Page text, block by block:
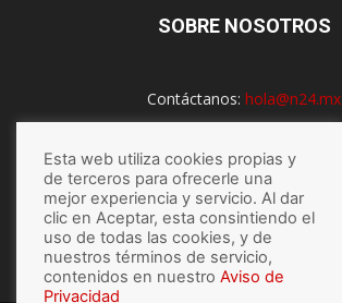
SOBRE NOSOTROS
Contáctanos: hola@n24.mx
SÍGUENOS
Esta web utiliza cookies propias y
de terceros para ofrecerle una
mejor experiencia y servicio. Al dar
clic en Aceptar, esta consintiendo el
uso de todas las cookies, y de
nuestros términos de servicio,
contenidos en nuestro Aviso de
Privacidad